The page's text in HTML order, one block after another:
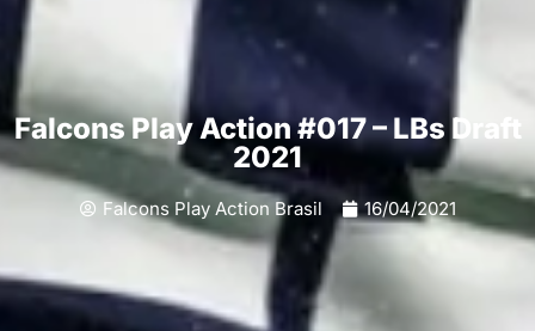
Falcons Play Action #017 – LBs Draft
2021
Falcons Play Action Brasil 16/04/2021